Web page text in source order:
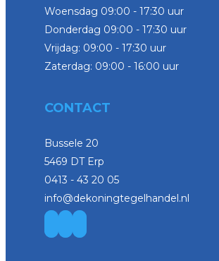
Woensdag 09:00 - 17:30 uur
Donderdag 09:00 - 17:30 uur
Vrijdag: 09:00 - 17:30 uur
Zaterdag: 09:00 - 16:00 uur
CONTACT
Bussele 20
5469 DT Erp
0413 - 43 20 05
info@dekoningtegelhandel.nl